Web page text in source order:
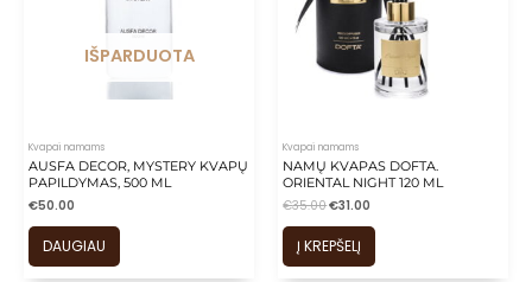
IŠPARDUOTA
Kvapai namams
AUSFA DECOR, MYSTERY KVAPŲ
PAPILDYMAS, 500 ML
€50.00
DAUGIAU
Kvapai namams
NAMŲ KVAPAS DOFTA.
ORIENTAL NIGHT 120 ML
€35.00€31.00
Į KREPŠELĮ